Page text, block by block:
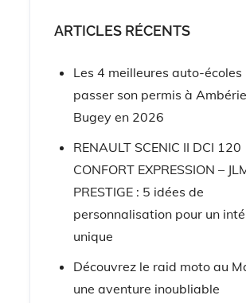
ARTICLES RÉCENTS
Les 4 meilleures auto-écoles
passer son permis à
Bugey en 2026
RENAULT SCENIC II DCI 120
CONFORT EXPRESSION –
PRESTIGE : 5 idées de
personnalisation pour un
unique
Découvrez le raid moto au
une aventure inoubliable